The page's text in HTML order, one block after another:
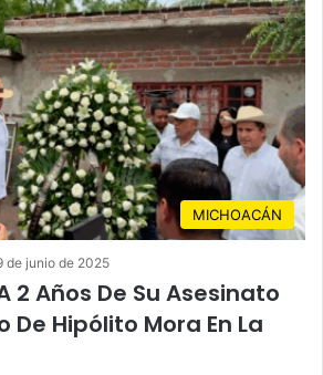
MICHOACÁN
de junio de 2025
2 Años De Su Asesinato
De Hipólito Mora En La